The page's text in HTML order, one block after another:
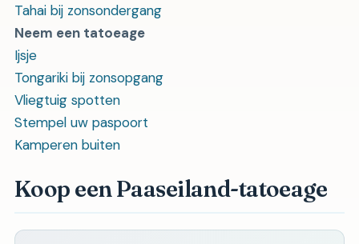
Tahai bij zonsondergang
Neem een ​​tatoeage
Ijsje
Tongariki bij zonsopgang
Vliegtuig spotten
Stempel uw paspoort
Kamperen buiten
Koop een Paaseiland-tatoeage